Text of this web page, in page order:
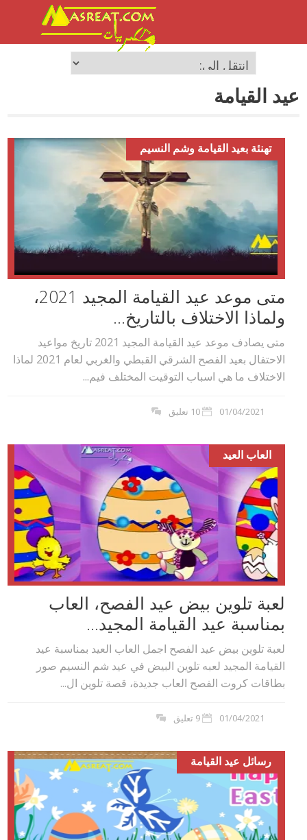
عيد القيامة
تهنئة بعيد القيامة وشم النسيم
متى موعد عيد القيامة المجيد 2021،
ولماذا الاختلاف بالتاريخ...
متى يصادف موعد عيد القيامة المجيد 2021 تاريخ مواعيد
الاحتفال بعيد الفصح الشرقي القبطي والغربي لعام 2021 لماذا
الاختلاف ما هي اسباب التوقيت المختلف فيم...
01/04/2021 10 تعليق
العاب العيد
لعبة تلوين بيض عيد الفصح، العاب
بمناسبة عيد القيامة المجيد...
لعبة تلوين بيض عيد الفصح اجمل العاب العيد بمناسبة عيد
القيامة المجيد لعبه تلوين البيض في عيد شم النسيم صور
بطاقات كروت الفصح العاب جديدة، قصة تلوين ال...
01/04/2021 9 تعليق
رسائل عيد القيامة